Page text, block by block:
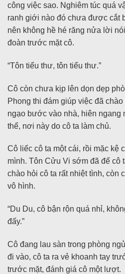
công việc sao. Nghiêm túc quá
ranh giới nào đó chưa được cắt
nên không hề hé răng nửa lời
đoàn trước mặt cô.
“Tôn tiểu thư, tôn tiểu thư.”
Cô còn chưa kịp lên dọn dẹp
Phong thi đám giúp việc đã
ngạo bước vào nhà, hiên ngang
thể, nơi này do cô ta làm chủ.
Cô liếc cô ta một cái, rồi mặc kệ
mình. Tôn Cửu Vi sớm đã để cô
chào hỏi cô ta rất nhiệt tình, còn
vô hình.
“Du Du, cô bận rộn quá nhỉ,
đấy.”
Cô đang lau sàn trong phòng
đi vào, cô ta ra vẻ khoanh tay
trước mặt, đánh giá cô một lượt.